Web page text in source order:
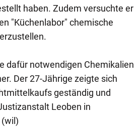
haben. Zudem versuchte er
"Küchenlabor" chemische
dafür notwendigen Chemikalien
Der 27-Jährige zeigte sich
geständig und
Leoben in